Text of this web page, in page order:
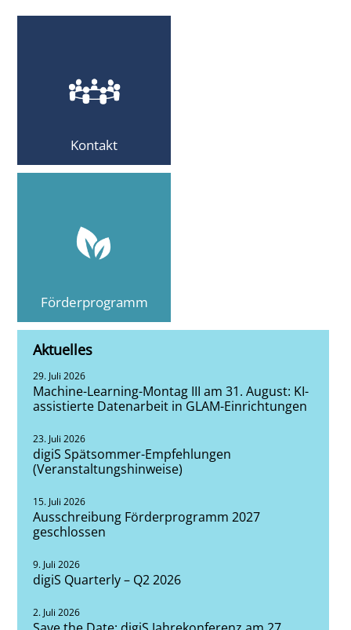
Kontakt
Förderprogramm
Aktuelles
Machine-Learning-Montag III am 31. August: KI-
assistierte Datenarbeit in GLAM-Einrichtungen
29. Juli 2026
digiS Spätsommer-Empfehlungen
(Veranstaltungshinweise)
23. Juli 2026
Ausschreibung Förderprogramm 2027
geschlossen
15. Juli 2026
digiS Quarterly – Q2 2026
9. Juli 2026
2. Juli 2026